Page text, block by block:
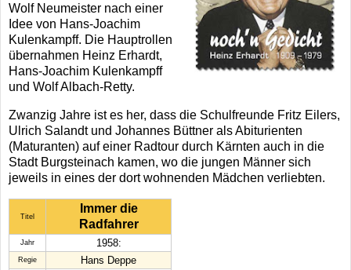
Wolf Neumeister nach einer
Idee von Hans-Joachim
Kulenkampff. Die Hauptrollen
übernahmen Heinz Erhardt,
Hans-Joachim Kulenkampff
und Wolf Albach-Retty.
Zwanzig Jahre ist es her, dass die Schulfreunde Fritz Eilers,
Ulrich Salandt und Johannes Büttner als Abiturienten
(Maturanten) auf einer Radtour durch Kärnten auch in die
Stadt Burgsteinach kamen, wo die jungen Männer sich
jeweils in eines der dort wohnenden Mädchen verliebten.
Titel
Immer die
Radfahrer
Jahr 1958:
Regie
Hans Deppe